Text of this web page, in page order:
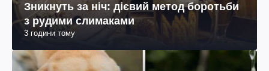
Зникнуть за ніч: дієвий метод боротьби
з рудими слимаками
3 години тому